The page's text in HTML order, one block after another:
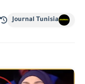
Journal Tunisia